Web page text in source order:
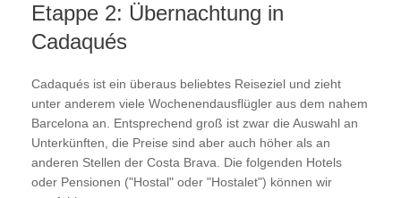
Etappe 2: Übernachtung in
Cadaqués
Cadaqués ist ein überaus beliebtes Reiseziel und zieht
unter anderem viele Wochenendausflügler aus dem nahem
Barcelona an. Entsprechend groß ist zwar die Auswahl an
Unterkünften, die Preise sind aber auch höher als an
anderen Stellen der Costa Brava. Die folgenden Hotels
oder Pensionen ("Hostal" oder "Hostalet") können wir